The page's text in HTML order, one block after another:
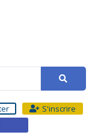
S'inscrire